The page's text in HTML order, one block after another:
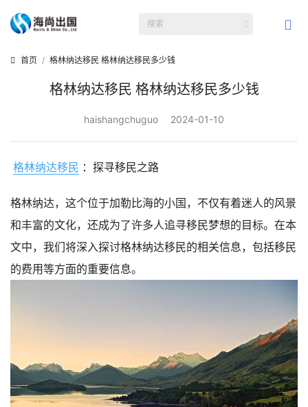
首页 格林纳达移民 格林纳达移民多少钱
格林纳达移民 格林纳达移民多少钱
haishangchuguo 2024-01-10
格林纳达移民 ：探寻移民之路
格林纳达，这个位于加勒比海的小国，不仅有着迷人的风景
和丰富的文化，还成为了许多人追寻移民梦想的目标。在本
文中，我们将深入探讨格林纳达移民的相关信息，包括移民
的费用等方面的重要信息。